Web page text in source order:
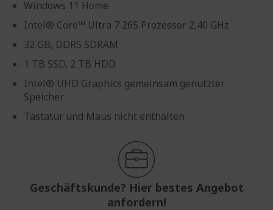
Windows 11 Home
Intel® Core™ Ultra 7 265 Prozessor 2,40 GHz
32 GB, DDR5 SDRAM
1 TB SSD, 2 TB HDD
Intel® UHD Graphics gemeinsam genutzter
Speicher
Tastatur und Maus nicht enthalten
Geschäftskunde? Hier bestes Angebot
anfordern!